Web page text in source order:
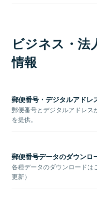
ビジネス・法
情報
郵便番号・デジタルアドレ
郵便番号とデジタルアドレ
を提供。
郵便番号データのダウンロ
各種データのダウンロードは
更新）